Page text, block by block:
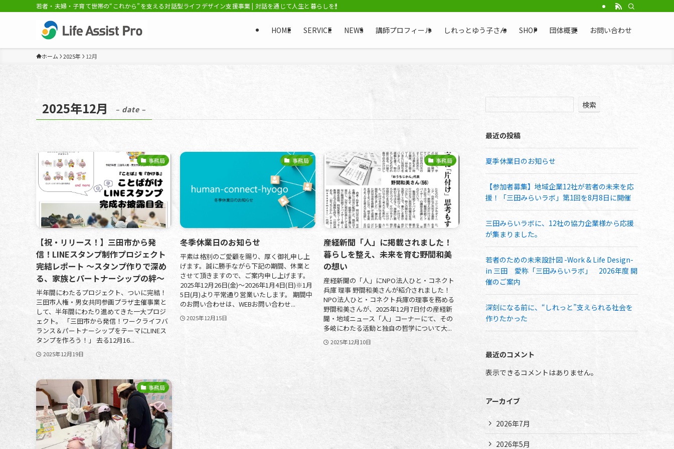
若者・夫婦・子育て世帯の“これから”を支える対話型ライフデザイン支援事業 | 対話を通じて人生と暮らしを整える「ライフアシストプロ」 / NPO法人ひと・コネクト兵庫
HOME SERVICE NEWS 講師プロフィール しれっとゆう子さん SHOP 団体概要 お問い合わせ
ホーム 2025年 12月
2025年12月 – date –
事務局
【祝・リリース！】三田市から発
信！LINEスタンプ制作プロジェクト
完結レポート ～スタンプ作りで深め
る、家族とパートナーシップの絆～
半年間にわたるプロジェクト、ついに完結！
三田市人権・男女共同参画プラザ主催事業と
して、半年間にわたり進めてきた一大プロジ
ェクト。 「三田市から発信！ワークライフバ
ランス＆パートナーシップをテーマにLINEス
タンプを作ろう！」 去る12月16...
2025年12月19日
事務局
冬季休業日のお知らせ
平素は格別のご愛顧を賜り、厚く御礼申し上
げます。誠に勝手ながら下記の期間、休業と
させて頂きますので、ご案内申し上げます。
2025年12月26日(金)～2026年1月4日(日)※1月
5日(月)より平常通り営業いたします。 期間中
のお問い合わせは、WEBお問い合わせ...
2025年12月15日
事務局
産経新聞「人」に掲載されました！
暮らしを整え、未来を育む野間和美
の想い
産経新聞の「人」にNPO法人ひと・コネクト
兵庫 理事 野間和美さんが紹介されました！
NPO法人ひと・コネクト兵庫の理事を務める
野間和美さんが、2025年12月7日付の産経新
聞・地域ニュース「人」コーナーにて、その
多岐にわたる活動と独自の哲学について大...
2025年12月10日
事務局
検索
最近の投稿
夏季休業日のお知らせ
【参加者募集】地域企業12社が若者の未来を応
援！「三田みらいラボ」第1回を8月8日に開催
三田みらいラボに、12社の協力企業様から応援
が集まりました。
若者のための未来設計図 -Work & Life Design-
in 三田 愛称「三田みらいラボ」 2026年度 開
催のご案内
深刻になる前に、“しれっと”支えられる社会を
作りたかった
最近のコメント
表示できるコメントはありません。
アーカイブ
2026年7月
2026年5月